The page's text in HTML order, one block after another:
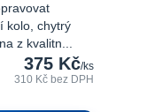
kolo, chytrý
z kvalitn...
375 Kč/ks
310 Kčbez DPH